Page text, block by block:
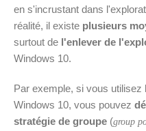
en s'incrustant dans
réalité, il existe plusieurs
surtout de l'enlever de
Windows 10.
Par exemple, si vous utilisez
Windows 10, vous pouvez
stratégie de groupe (group